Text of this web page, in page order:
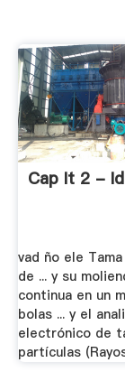
Cap It 2 -
vad ño ele
de ... y su
continua en un
bolas ... y el
electrónico de
partículas